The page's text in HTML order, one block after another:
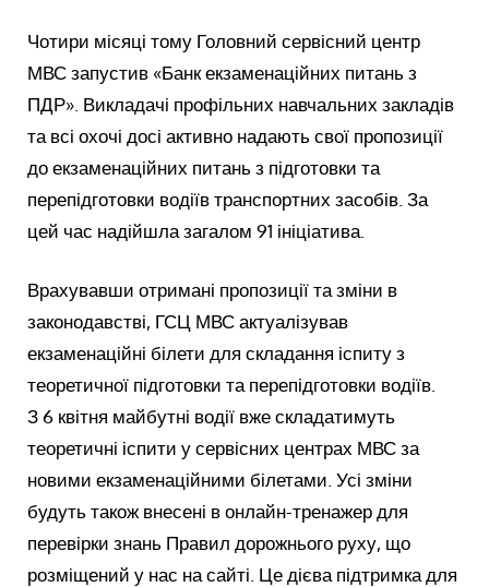
Чотири місяці тому Головний сервісний центр
МВС запустив «Банк екзаменаційних питань з
ПДР». Викладачі профільних навчальних закладів
та всі охочі досі активно надають свої пропозиції
до екзаменаційних питань з підготовки та
перепідготовки водіїв транспортних засобів. За
цей час надійшла загалом 91 ініціатива.
Врахувавши отримані пропозиції та зміни в
законодавстві, ГСЦ МВС актуалізував
екзаменаційні білети для складання іспиту з
теоретичної підготовки та перепідготовки водіїв.
З 6 квітня майбутні водії вже складатимуть
теоретичні іспити у сервісних центрах МВС за
новими екзаменаційними білетами. Усі зміни
будуть також внесені в онлайн-тренажер для
перевірки знань Правил дорожнього руху, що
розміщений у нас на сайті. Це дієва підтримка для